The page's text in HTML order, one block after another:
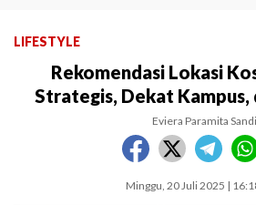
LIFESTYLE
Rekomendasi Lokasi
Strategis, Dekat Kampus,
Eviera Paramita Sandi
Minggu, 20 Juli 2025 |